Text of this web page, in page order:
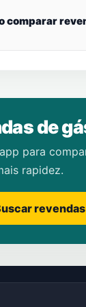
comparar
de
para
rapidez.